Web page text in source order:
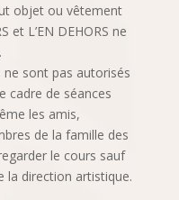
objet ou vêtement
et L’EN DEHORS ne
sont pas autorisés
cadre de séances
les amis,
de la famille des
le cours sauf
la direction artistique.